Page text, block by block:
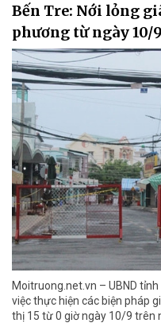
Bến Tre: Nới lỏng
phương từ ngày 10/9
Moitruong.net.vn – UBND
việc thực hiện các biện pháp
thị 15 từ 0 giờ ngày 10/9 trên